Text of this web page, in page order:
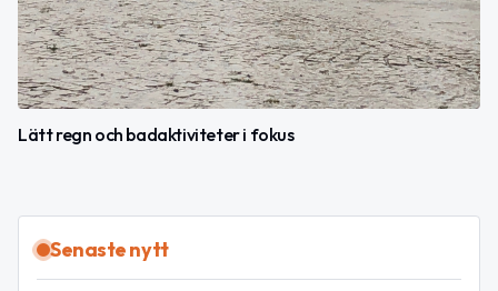
Lätt regn och badaktiviteter i fokus
Senaste nytt